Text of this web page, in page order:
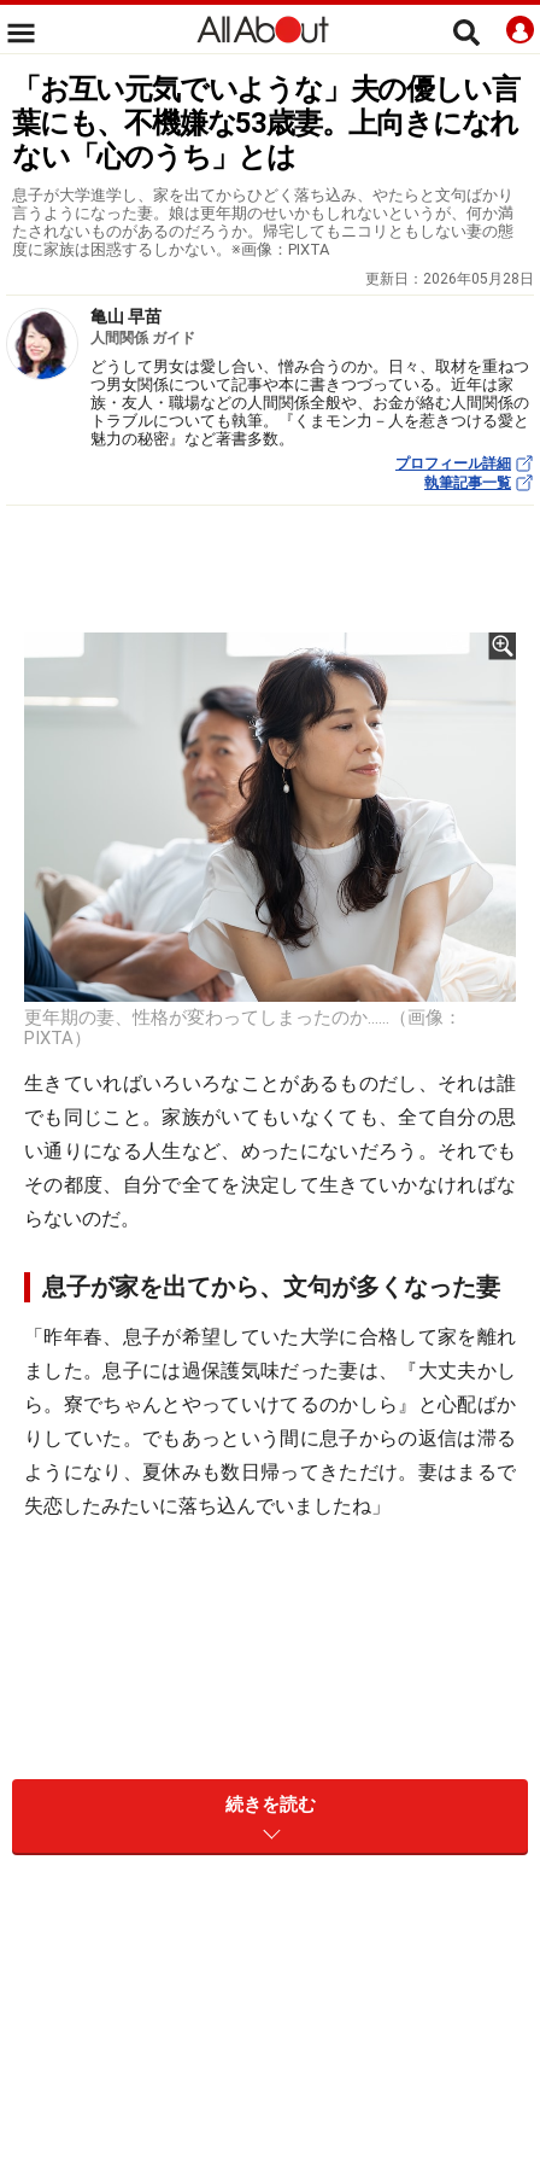
「お互い元気でいような」夫の優しい言
葉にも、不機嫌な53歳妻。上向きになれ
ない「心のうち」とは
息子が大学進学し、家を出てからひどく落ち込み、やたらと文句ばかり
言うようになった妻。娘は更年期のせいかもしれないというが、何か満
たされないものがあるのだろうか。帰宅してもニコリともしない妻の態
度に家族は困惑するしかない。※画像：PIXTA
更新日： 2026年05月28日
亀山 早苗
人間関係 ガイド
どうして男女は愛し合い、憎み合うのか。日々、取材を重ねつ
つ男女関係について記事や本に書きつづっている。近年は家
族・友人・職場などの人間関係全般や、お金が絡む人間関係の
トラブルについても執筆。『くまモン力－人を惹きつける愛と
魅力の秘密』など著書多数。
プロフィール詳細
執筆記事一覧
更年期の妻、性格が変わってしまったのか……（画像：
PIXTA）
生きていればいろいろなことがあるものだし、それは誰
でも同じこと。家族がいてもいなくても、全て自分の思
い通りになる人生など、めったにないだろう。それでも
その都度、自分で全てを決定して生きていかなければな
らないのだ。
息子が家を出てから、文句が多くなった妻
「昨年春、息子が希望していた大学に合格して家を離れ
ました。息子には過保護気味だった妻は、『大丈夫かし
ら。寮でちゃんとやっていけてるのかしら』と心配ばか
りしていた。でもあっという間に息子からの返信は滞る
ようになり、夏休みも数日帰ってきただけ。妻はまるで
失恋したみたいに落ち込んでいましたね」
続きを読む